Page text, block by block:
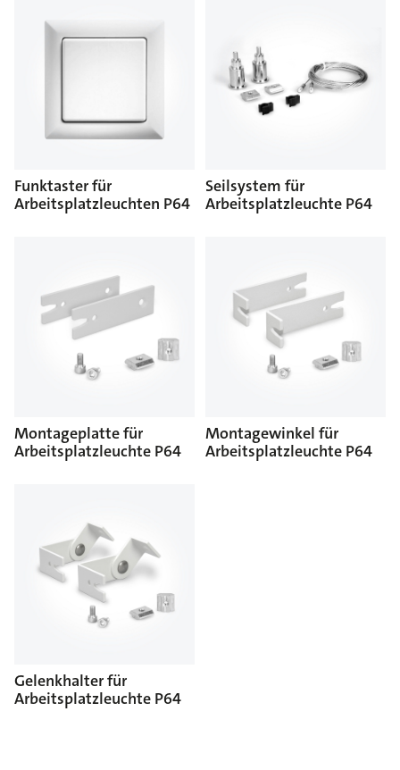
Funktaster für
Arbeitsplatzleuchten P64
Seilsystem für
Arbeitsplatzleuchte P64
Montageplatte für
Arbeitsplatzleuchte P64
Montagewinkel für
Arbeitsplatzleuchte P64
Gelenkhalter für
Arbeitsplatzleuchte P64